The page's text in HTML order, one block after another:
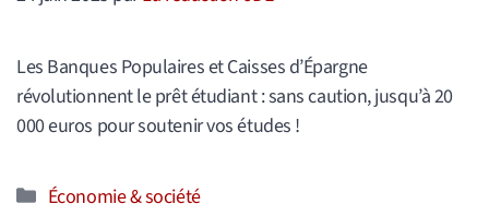
Les Banques Populaires et Caisses d’Épargne
révolutionnent le prêt étudiant : sans caution, jusqu’à 20
000 euros pour soutenir vos études !
Catégories
Économie & société